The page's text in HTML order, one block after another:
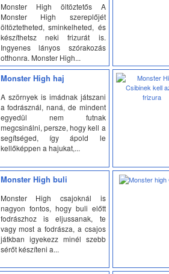
Monster High öltöztetős A
Monster High szereplőjét
öltöztetheted, sminkelheted, és
készíthetsz neki frizurát is.
Ingyenes lányos szórakozás
otthonra. Monster High...
Monster High haj
A szörnyek is imádnak játszani
a fodrásznál, naná, de mindent
egyedül nem futnak
megcsinálni, persze, hogy kell a
segítséged, így ápold le
kellőképpen a hajukat,...
Monster High buli
Monster High csajoknál is
nagyon fontos, hogy buli előtt
fodrászhoz is eljussanak, te
vagy most a fodrásza, a csajos
játkban igyekezz minél szebb
sérőt készíteni a...